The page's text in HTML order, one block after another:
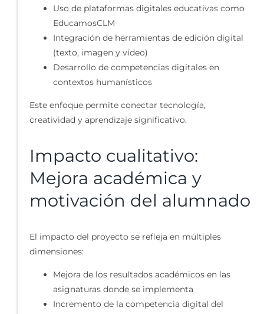
Uso de plataformas digitales educativas como
EducamosCLM
Integración de herramientas de edición digital
(texto, imagen y vídeo)
Desarrollo de competencias digitales en
contextos humanísticos
Este enfoque permite conectar tecnología,
creatividad y aprendizaje significativo.
Impacto cualitativo:
Mejora académica y
motivación del alumnado
El impacto del proyecto se refleja en múltiples
dimensiones:
Mejora de los resultados académicos en las
asignaturas donde se implementa
Incremento de la competencia digital del